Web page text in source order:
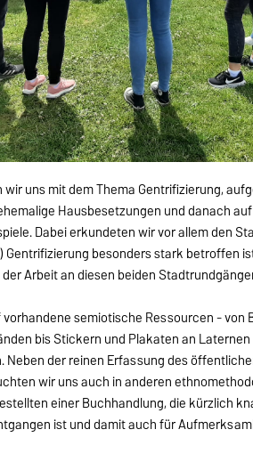
uns mit dem Thema Gentrifizierung,
Hausbesetzungen und danach
Dabei erkundeten wir vor allem den
Gentrifizierung besonders stark betroffen
Arbeit an diesen beiden
semiotische Ressourcen - von
bis Stickern und Plakaten an
der reinen Erfassung des
wir uns auch in anderen
einer Buchhandlung, die kürzlich
ist und damit auch für